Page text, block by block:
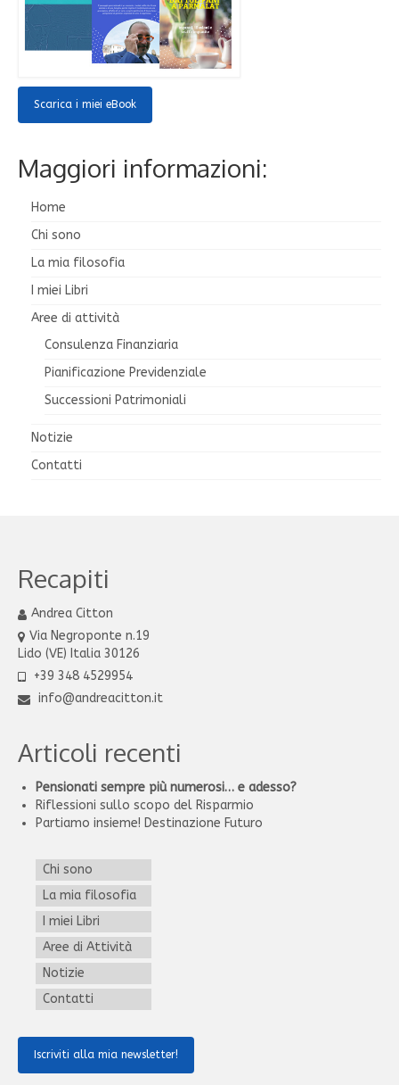
Scarica i miei eBook
Maggiori informazioni:
Home
Chi sono
La mia filosofia
I miei Libri
Aree di attività
Consulenza Finanziaria
Pianificazione Previdenziale
Successioni Patrimoniali
Notizie
Contatti
Recapiti
Andrea Citton
Via Negroponte n.19
Lido (VE) Italia 30126
+39 348 4529954
info@andreacitton.it
Articoli recenti
Pensionati sempre più numerosi… e adesso?
Riflessioni sullo scopo del Risparmio
Partiamo insieme! Destinazione Futuro
Chi sono
La mia filosofia
I miei Libri
Aree di Attività
Notizie
Contatti
Iscriviti alla mia newsletter!